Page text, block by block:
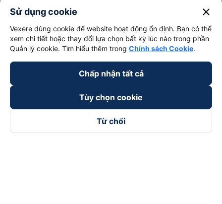
Sử dụng cookie close
Vexere dùng cookie để website hoạt động ổn định. Bạn có thể
xem chi tiết hoặc thay đổi lựa chọn bất kỳ lúc nào trong phần
Quản lý cookie. Tìm hiểu thêm trong Chính sách Cookie.
Chấp nhận tất cả
Tùy chọn cookie
Từ chối